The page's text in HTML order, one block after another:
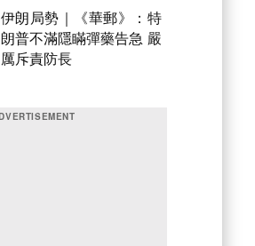
伊朗局勢｜《華郵》：特
朗普不滿隱瞞彈藥告急 嚴
厲斥責防長